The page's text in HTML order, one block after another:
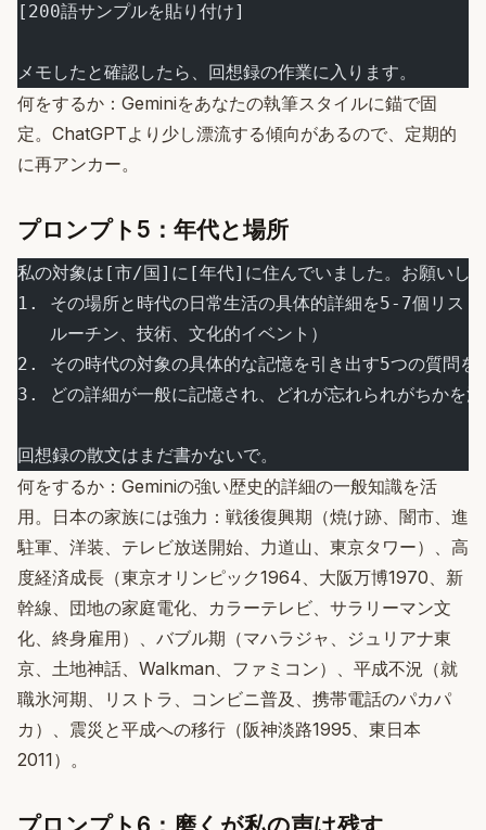
[200語サンプルを貼り付け]
メモしたと確認したら、回想録の作業に入ります。
何をするか：Geminiをあなたの執筆スタイルに錨で固
定。ChatGPTより少し漂流する傾向があるので、定期的
に再アンカー。
プロンプト5：年代と場所
私の対象は[市/国]に[年代]に住んでいました。お願いし
1. その場所と時代の日常生活の具体的詳細を5-7個リスト
   ルーチン、技術、文化的イベント）
2. その時代の対象の具体的な記憶を引き出す5つの質問を
3. どの詳細が一般に記憶され、どれが忘れられがちかを
回想録の散文はまだ書かないで。
何をするか：Geminiの強い歴史的詳細の一般知識を活
用。日本の家族には強力：戦後復興期（焼け跡、闇市、進
駐軍、洋装、テレビ放送開始、力道山、東京タワー）、高
度経済成長（東京オリンピック1964、大阪万博1970、新
幹線、団地の家庭電化、カラーテレビ、サラリーマン文
化、終身雇用）、バブル期（マハラジャ、ジュリアナ東
京、土地神話、Walkman、ファミコン）、平成不況（就
職氷河期、リストラ、コンビニ普及、携帯電話のパカパ
カ）、震災と平成への移行（阪神淡路1995、東日本
2011）。